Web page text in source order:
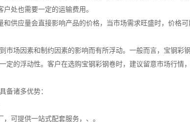
处也需要一定的运输费用。
供应量会直接影响产品的价格，当市场需求旺盛时，价格可
市场因素和制约因素的影响而有所浮动。一般而言，宝钢彩
定的浮动性。客户在选购宝钢彩钢卷时，建议留意市场行情
备诸多优势：
可提供一站式配套服务，、。